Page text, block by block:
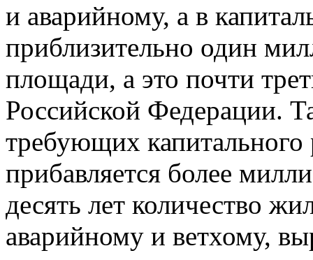
и аварийному, а в
приблизительно один
площади, а это почти
Российской Федерации.
требующих капитального
прибавляется более
десять лет количество
аварийному и ветхому,